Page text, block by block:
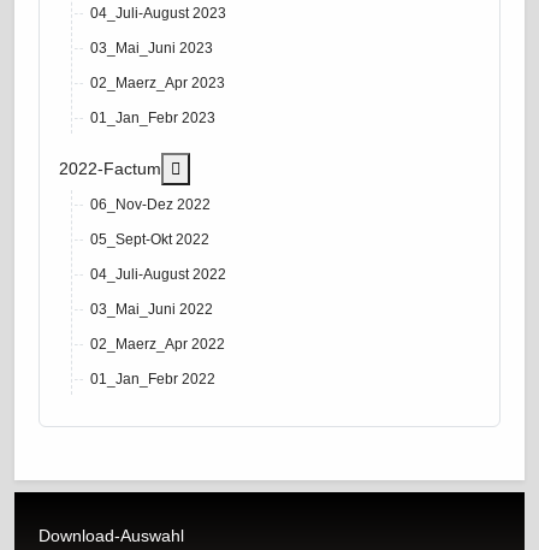
04_Juli-August 2023
03_Mai_Juni 2023
02_Maerz_Apr 2023
01_Jan_Febr 2023
2022-Factum
06_Nov-Dez 2022
05_Sept-Okt 2022
04_Juli-August 2022
03_Mai_Juni 2022
02_Maerz_Apr 2022
01_Jan_Febr 2022
Download-Auswahl